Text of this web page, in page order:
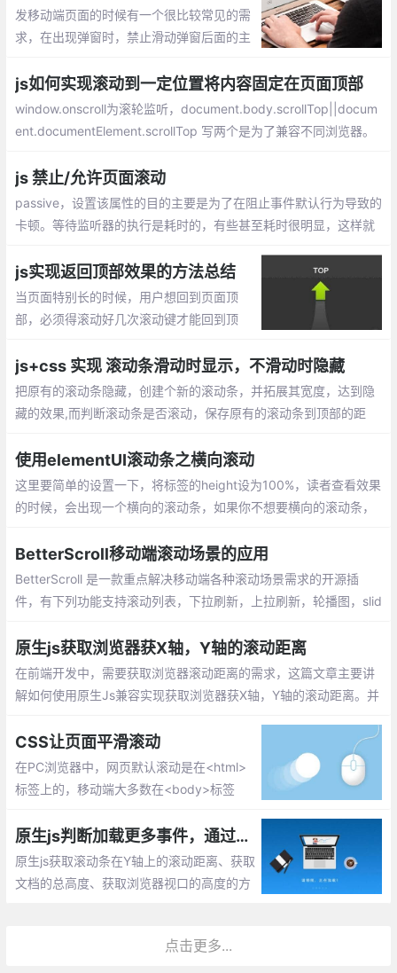
发移动端页面的时候有一个很比较常见的需
求，在出现弹窗时，禁止滑动弹窗后面的主
js如何实现滚动到一定位置将内容固定在页面顶部
window.onscroll为滚轮监听，document.body.scrollTop||docum
ent.documentElement.scrollTop 写两个是为了兼容不同浏览器。
左右位置虽然是0也要设，不然若为不是100%宽度的内容会出现左
右跳动。
js 禁止/允许页面滚动
passive，设置该属性的目的主要是为了在阻止事件默认行为导致的
卡顿。等待监听器的执行是耗时的，有些甚至耗时很明显，这样就
毕竟空函数的执行也会耗时
js实现返回顶部效果的方法总结
当页面特别长的时候，用户想回到页面顶
部，必须得滚动好几次滚动键才能回到顶
钮，用户点击一下，就可以回到顶部，对于
用户来说，是一个比较好的体验。
js+css 实现 滚动条滑动时显示，不滑动时隐藏
把原有的滚动条隐藏，创建个新的滚动条，并拓展其宽度，达到隐
藏的效果,而判断滚动条是否滚动，保存原有的滚动条到顶部的距
使用elementUI滚动条之横向滚动
这里要简单的设置一下，将标签的height设为100%，读者查看效果
的时候，会出现一个横向的滚动条，如果你不想要横向的滚动条，
BetterScroll移动端滚动场景的应用
BetterScroll 是一款重点解决移动端各种滚动场景需求的开源插
件，有下列功能支持滚动列表，下拉刷新，上拉刷新，轮播图，slid
淡出来确保滚动的流畅。
原生js获取浏览器获X轴，Y轴的滚动距离
在前端开发中，需要获取浏览器滚动距离的需求，这篇文章主要讲
解如何使用原生Js兼容实现获取浏览器获X轴，Y轴的滚动距离。并
CSS让页面平滑滚动
在PC浏览器中，网页默认滚动是在<html>
标签上的，移动端大多数在<body>标签
么一条规则：凡是需要滚动的地方都加一句s
croll-behavior:smooth就好了！
原生js判断加载更多事件，通过获取页面滚动距离、文档总高度、浏览器视口高度
原生js获取滚动条在Y轴上的滚动距离、获取
文档的总高度、获取浏览器视口的高度的方
点击更多...